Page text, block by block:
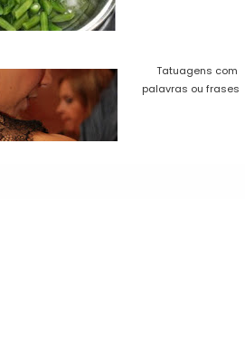
Tatuagens com
palavras ou frases